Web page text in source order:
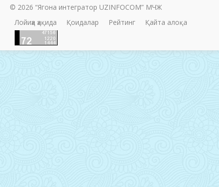
© 2026 “Ягона интегратор UZINFOCOM” МЧЖ
Лойиҳа ҳақида
Қоидалар Рейтинг Қайта алоқа